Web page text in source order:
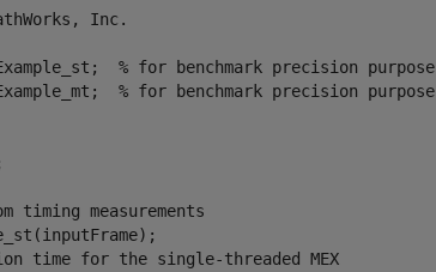
Inc.
% for benchmark precision purpose
% for benchmark precision purpose
measurements
time for the single-threaded MEX